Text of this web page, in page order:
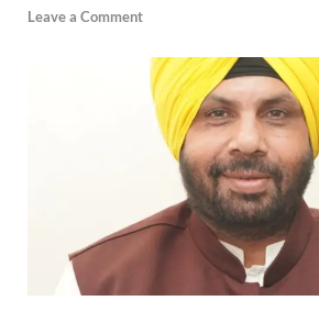
Leave a Comment